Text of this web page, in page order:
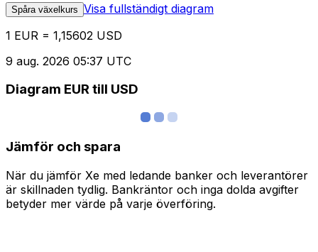
Spåra växelkurs Visa fullständigt diagram
1 EUR = 1,15602 USD
9 aug. 2026 05:37 UTC
Diagram EUR till USD
Jämför och spara
När du jämför Xe med ledande banker och leverantörer
är skillnaden tydlig. Bankräntor och inga dolda avgifter
betyder mer värde på varje överföring.